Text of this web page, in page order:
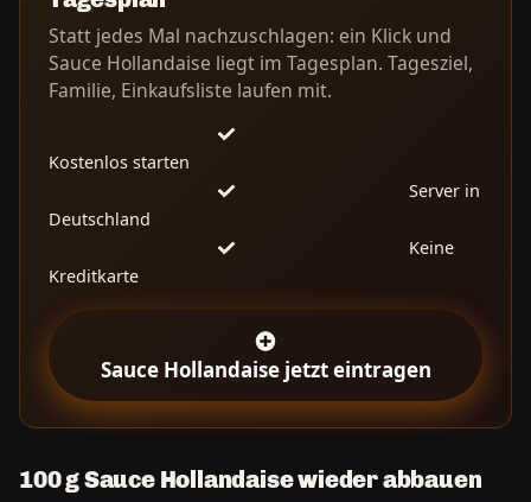
Statt jedes Mal nachzuschlagen: ein Klick und
Sauce Hollandaise liegt im Tagesplan. Tagesziel,
Familie, Einkaufsliste laufen mit.
Kostenlos starten
Server in
Deutschland
Keine
Kreditkarte
Sauce Hollandaise jetzt eintragen
100 g Sauce Hollandaise wieder abbauen